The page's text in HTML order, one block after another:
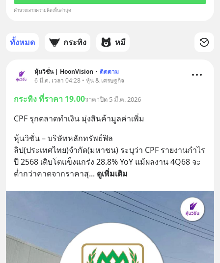
คำนวณจากความคิดเห็นล่าสุด
ทั้งหมด กระทิง หมี
หุ้นวิชั่น | HoonVision • ติดตาม
6 มี.ค. เวลา 04:28 • หุ้น & เศรษฐกิจ
กระทิง ที่ราคา 19.00ราคาปิด 5 มี.ค. 2026
CPF รุกตลาดทำเงิน มุ่งสินค้ามูลค่าเพิ่ม
หุ้นวิชั่น – บริษัทหลักทรัพย์ฟิล
ลิป(ประเทศไทย)จำกัด(มหาชน) ระบุว่า CPF รายงานกำไร
ปี 2568 เติบโตแข็งแกร่ง 28.8% YoY แม้ผลงาน 4Q68 จะ
ต่ำกว่าคาดจากราคาสุ... ดูเพิ่มเติม